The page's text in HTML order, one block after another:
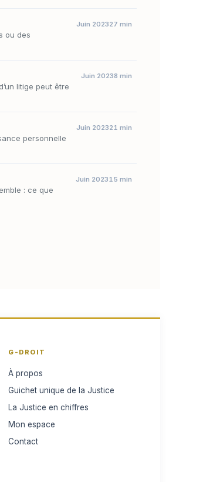
ou des
Juin 202327 min
litige peut être
Juin 20238 min
personnelle
Juin 202321 min
: ce que
Juin 202315 min
G-DROIT
À propos
Guichet unique de la Justice
La Justice en chiffres
Mon espace
Contact